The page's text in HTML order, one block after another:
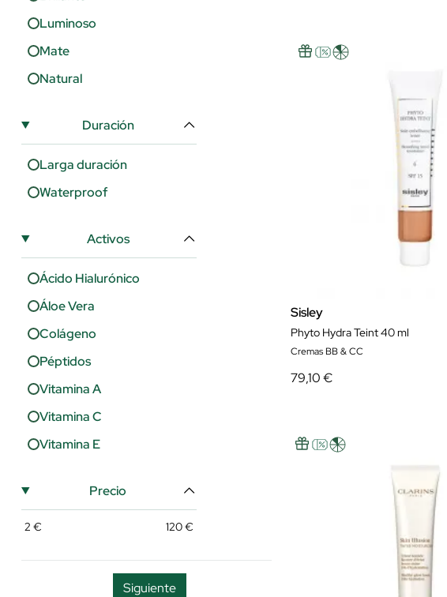
Luminoso
Mate
Natural
Duración
Larga duración
Waterproof
Activos
Ácido Hialurónico
Áloe Vera
Colágeno
Péptidos
Vitamina A
Vitamina C
Vitamina E
Precio
2 € 120€
Siguiente
Sisley
Phyto Hydra Teint 40 ml
Cremas BB & CC
79,10 €